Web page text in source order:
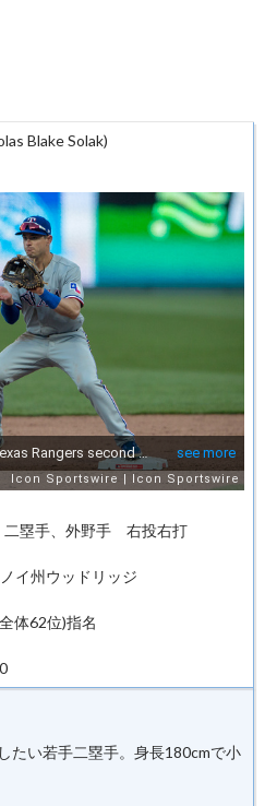
Blake Solak)
二塁手、外野手 右投右打
イ州ウッドリッジ
体62位)指名
たい若手二塁手。身長180cmで小